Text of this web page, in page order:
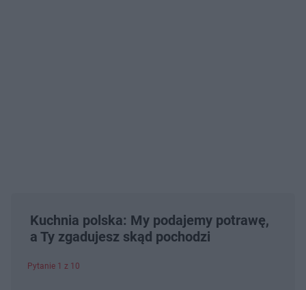
Kuchnia polska: My podajemy potrawę,
a Ty zgadujesz skąd pochodzi
Pytanie 1 z 10